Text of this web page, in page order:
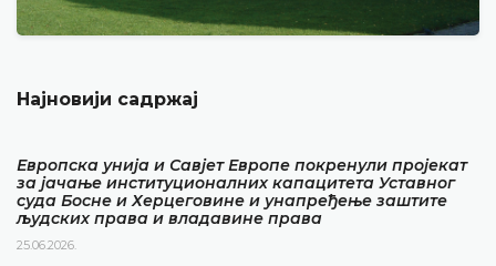
Најновији садржај
Европска унија и Савјет Европе покренули пројекат
за јачање институционалних капацитета Уставног
суда Босне и Херцеговине и унапређење заштите
људских права и владавине права
25.06.2026.